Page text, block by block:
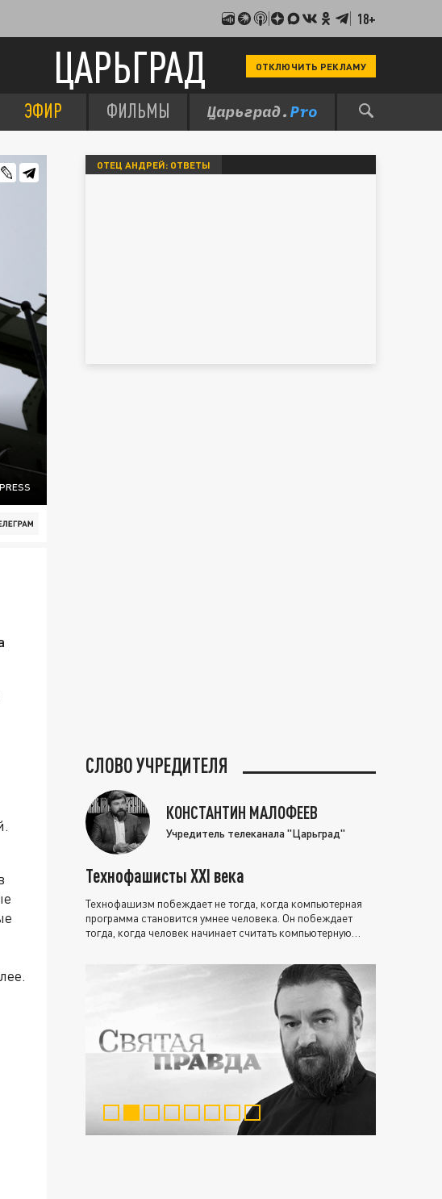
18+
ЦАРЬГРАД ОТКЛЮЧИТЬ РЕКЛАМУ
ЭФИР ФИЛЬМЫ
ОТЕЦ АНДРЕЙ: ОТВЕТЫ
СЛОВО УЧРЕДИТЕЛЯ
КОНСТАНТИН МАЛОФЕЕВ
Учредитель телеканала "Царьград"
Технофашисты XXI века
Технофашизм побеждает не тогда, когда компьютерная
программа становится умнее человека. Он побеждает
тогда, когда человек начинает считать компьютерную